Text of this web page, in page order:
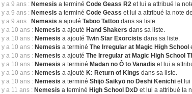
Il y a 9 ans : Nemesis a terminéCode Geass R2 et lui a attribué la
Il y a 9 ans : Nemesis a terminéCode Geass et lui a attribué la note
Il y a 9 ans : Nemesis a ajoutéTaboo Tattoo dans sa liste.
Il y a 10 ans : Nemesis a ajouté Hand Shakers dans sa liste.
Il y a 10 ans : Nemesis a ajoutéTwin Star Exorcists dans sa liste.
Il y a 10 ans : Nemesis a terminéThe Irregular at Magic High School
Il y a 10 ans : Nemesis a ajoutéThe Irregular at Magic High School
Il y a 10 ans : Nemesis a terminé Madan no Ô to Vanadis et lui a
Il y a 10 ans : Nemesis a ajouté K: Return of Kings dans sa liste.
Il y a 10 ans : Nemesis a terminéShijō Saikyō no Deshi Kenichi et lui
Il y a 11 ans : Nemesis a terminé High School DxD et lui a attribué la